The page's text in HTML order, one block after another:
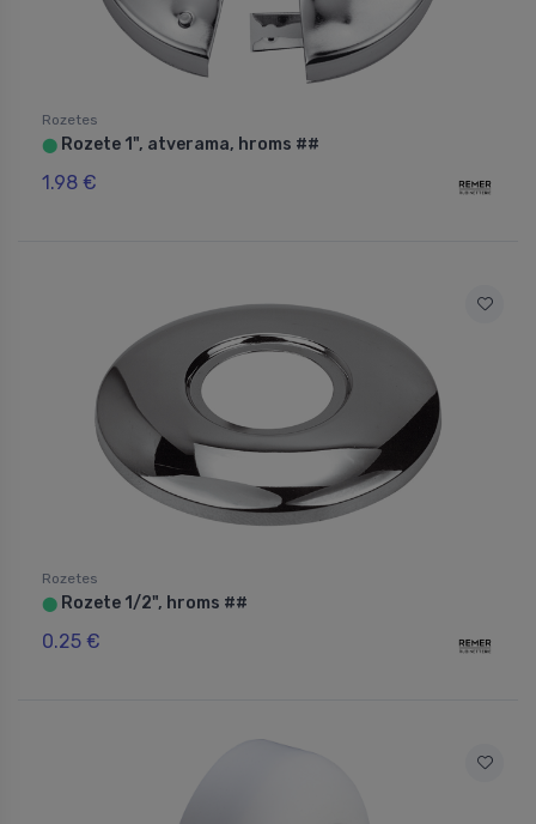
Rozetes
⬤ Rozete 1", atverama, hroms ##
1.98 €
Rozetes
⬤ Rozete 1/2", hroms ##
0.25 €